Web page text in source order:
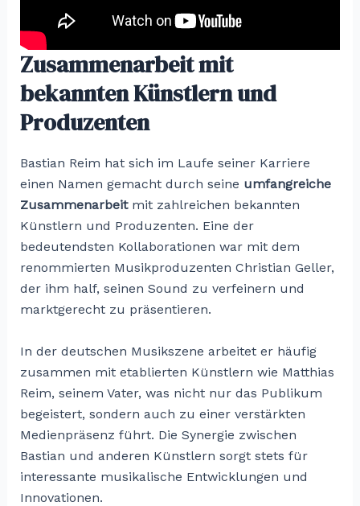
Zusammenarbeit mit
bekannten Künstlern und
Produzenten
Bastian Reim hat sich im Laufe seiner Karriere
einen Namen gemacht durch seine umfangreiche
Zusammenarbeitmit zahlreichen bekannten
Künstlern und Produzenten. Eine der
bedeutendsten Kollaborationen war mit dem
renommierten Musikproduzenten Christian Geller,
der ihm half, seinen Sound zu verfeinern und
marktgerecht zu präsentieren.
In der deutschen Musikszene arbeitet er häufig
zusammen mit etablierten Künstlern wie Matthias
Reim, seinem Vater, was nicht nur das Publikum
begeistert, sondern auch zu einer verstärkten
Medienpräsenz führt. Die Synergie zwischen
Bastian und anderen Künstlern sorgt stets für
interessante musikalische Entwicklungen und
Innovationen.